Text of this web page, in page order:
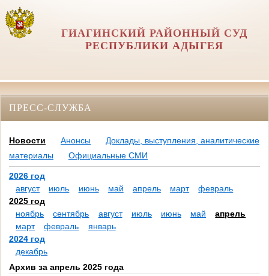
ГИАГИНСКИЙ РАЙОННЫЙ СУД
РЕСПУБЛИКИ АДЫГЕЯ
ПРЕСС-СЛУЖБА
Новости Анонсы
Доклады, выступления, аналитические
материалы
Официальные СМИ
2026 год
август
июль июнь май апрель март
февраль
2025 год
ноябрь
сентябрь август июль июнь май
апрель
март
февраль
январь
2024 год
декабрь
Архив за апрель 2025 года